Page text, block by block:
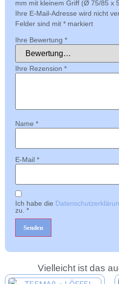
mm mit kleinem Griff (Ø 75/85 x
Ihre E-Mail-Adresse wird nicht
Felder sind mit * markiert
Ihre Bewertung *
Ihre Rezension *
Name *
E-Mail *
Ich habe die
zu. *
Vielleicht ist das